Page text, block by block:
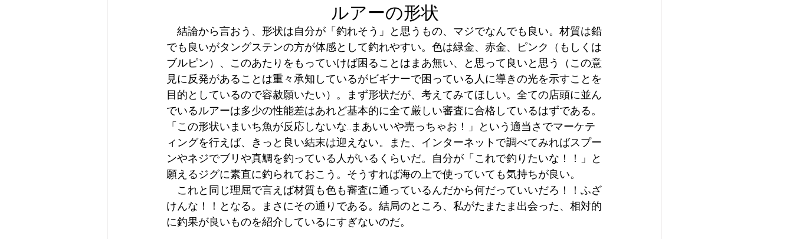
ルアーの形状
結論から言おう、形状は自分が「釣れそう」と思うもの、マジでなんでも良い。材質は鉛
でも良いがタングステンの方が体感として釣れやすい。色は緑金、赤金、ピンク（もしくは
ブルピン）、このあたりをもっていけば困ることはまあ無い、と思って良いと思う（この意
見に反発があることは重々承知しているがビギナーで困っている人に導きの光を示すことを
目的としているので容赦願いたい）。まず形状だが、考えてみてほしい。全ての店頭に並ん
でいるルアーは多少の性能差はあれど基本的に全て厳しい審査に合格しているはずである。
「この形状いまいち魚が反応しないな…まあいいや売っちゃお！」という適当さでマーケテ
ィングを行えば、きっと良い結末は迎えない。また、インターネットで調べてみればスプー
ンやネジでブリや真鯛を釣っている人がいるくらいだ。自分が「これで釣りたいな！！」と
願えるジグに素直に釣られておこう。そうすれば海の上で使っていても気持ちが良い。
これと同じ理屈で言えば材質も色も審査に通っているんだから何だっていいだろ！！ふざ
けんな！！となる。まさにその通りである。結局のところ、私がたまたま出会った、相対的
に釣果が良いものを紹介しているにすぎないのだ。